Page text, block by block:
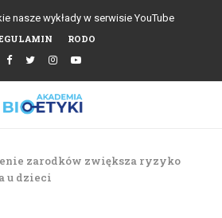
nasze wykłady w serwisie YouTube
RODO
zarodków zwiększa ryzyko
u dzieci